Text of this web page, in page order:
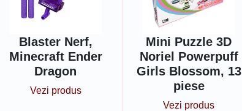
Blaster Nerf,
Minecraft Ender
Dragon
Vezi produs
Mini Puzzle 3D
Noriel Powerpuff
Girls Blossom, 13
piese
Vezi produs